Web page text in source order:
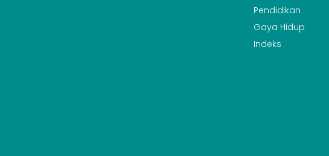
Pendidikan
Gaya Hidup
Indeks